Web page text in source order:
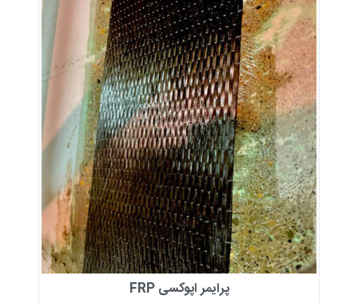
پرایمر اپوکسی FRP